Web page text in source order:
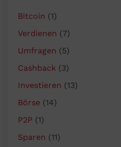
Bitcoin (1)
Verdienen (7)
Umfragen (5)
Cashback (3)
Investieren (13)
Börse (14)
P2P (1)
Sparen (11)